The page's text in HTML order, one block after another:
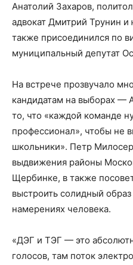
Анатолий Захаров,
адвокат Дмитрий Трунин
также присоединился по
муниципальный депутат
На встрече прозвучало
кандидатам на выборах —
то, что «каждой команде
профессионал», чтобы не
школьники». Петр
выдвижения районы
Щербинке, в также
выстроить солидный
намерениях человека.
«ДЭГ и ТЭГ — это
голосов, там поток